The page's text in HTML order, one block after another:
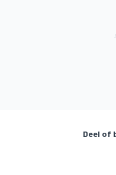
Deel of